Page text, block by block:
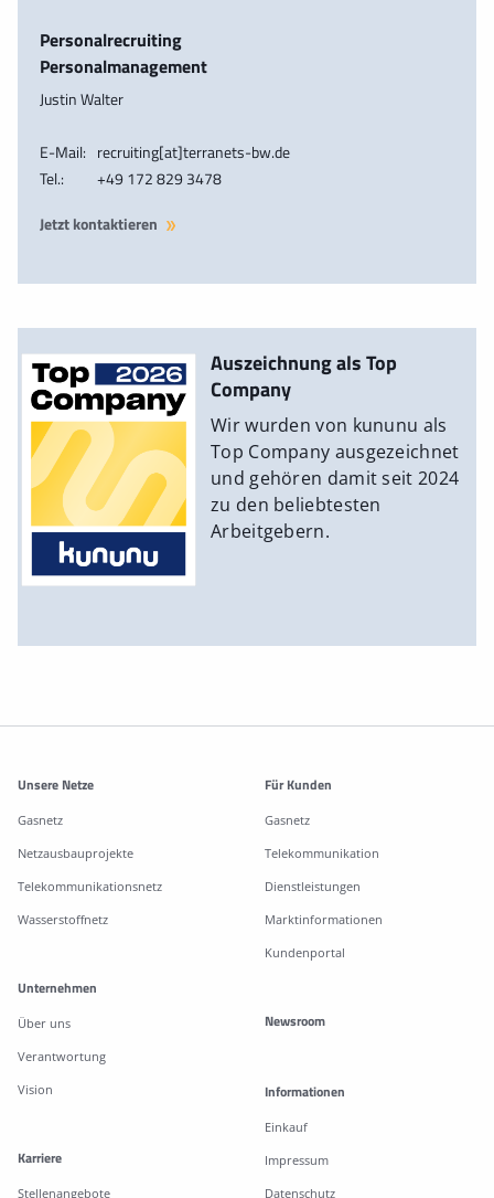
Personalrecruiting
Personalmanagement
Justin Walter
E-Mail: recruiting[at]terranets-bw.de
Tel.:
+49 172 829 3478
Jetzt kontaktieren
Auszeichnung als Top
Company
Wir wurden von kununu als
Top Company ausgezeichnet
und gehören damit seit 2024
zu den beliebtesten
Arbeitgebern.
Weitere Informationen
Unsere Netze
Gasnetz
Netzausbauprojekte
Telekommunikationsnetz
Wasserstoffnetz
Für Kunden
Gasnetz
Telekommunikation
Dienstleistungen
Marktinformationen
Kundenportal
Unternehmen
Über uns
Verantwortung
Vision
Karriere
Stellenangebote
Newsroom
Informationen
Einkauf
Impressum
Datenschutz